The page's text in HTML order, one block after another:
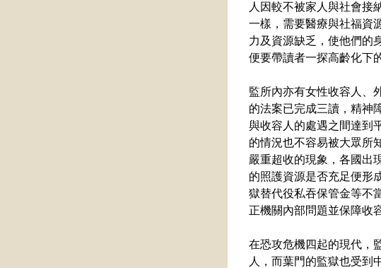
人因較不被家人與社會接
一樣，需要醫療與社福資
力及資源缺乏，使他們的
便要帶讀者一探高齡化下
監所內亦有女性收容人、
的法案已完成三讀，精神
與收容人的處遇之間達到
的情況也不容易被大眾所
嚴重超收的現象，各國出
的照護資源是否充足便形
獄替代役私吞保管金等不
正機關內部問題並保障收
在恐攻危機四起的現代，
人，而葉門的監獄也受到